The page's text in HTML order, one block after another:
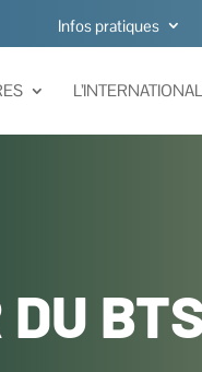
Infos pratiques
L’INTERNATIONAL